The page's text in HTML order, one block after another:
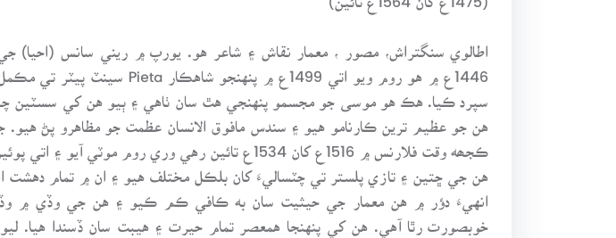
اطالوي سنگتراش، مصور ، معمار نقاش ۽ شاعر هو. يورپ ۾ ريني سانس
هن جو عظيم ترين ڪارنامو هيو ۽ سندس مافوق الانسان عظمت جو مظاهرو پڻ
هن جي ڇتين ۽ تازي پلستر تي چٽساليءَ کان بلڪل مختلف هيو ۽ ان ۾ تمام دهشت
انهيءَ دؤر ۾ هن معمار جي حيثيت سان به ڪافي ڪم ڪيو ۽ هن جي وڏي ۾